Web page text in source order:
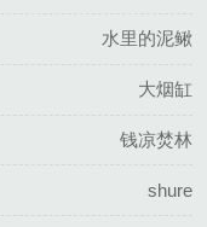
水里的泥鳅
大烟缸
钱凉焚林
shure